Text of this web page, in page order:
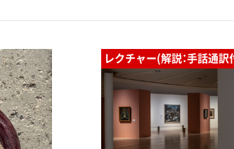
レクチャー(解説：手話通訳